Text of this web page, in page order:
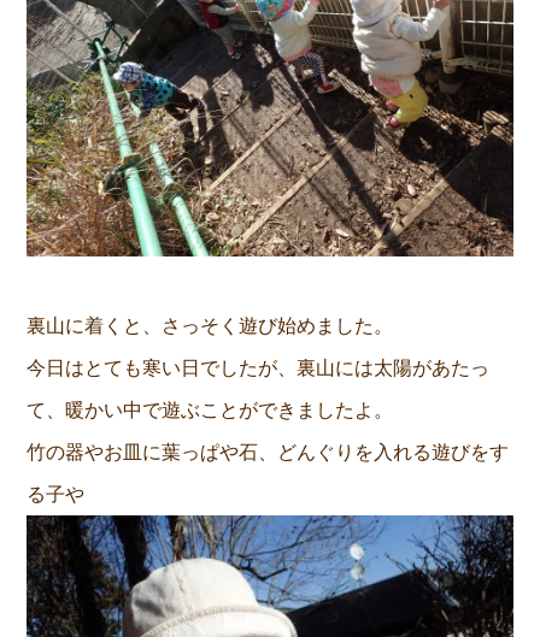
裏山に着くと、さっそく遊び始めました。
今日はとても寒い日でしたが、裏山には太陽があたっ
て、暖かい中で遊ぶことができましたよ。
竹の器やお皿に葉っぱや石、どんぐりを入れる遊びをす
る子や